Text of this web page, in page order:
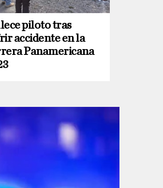
piloto tras
accidente en la
Panamericana